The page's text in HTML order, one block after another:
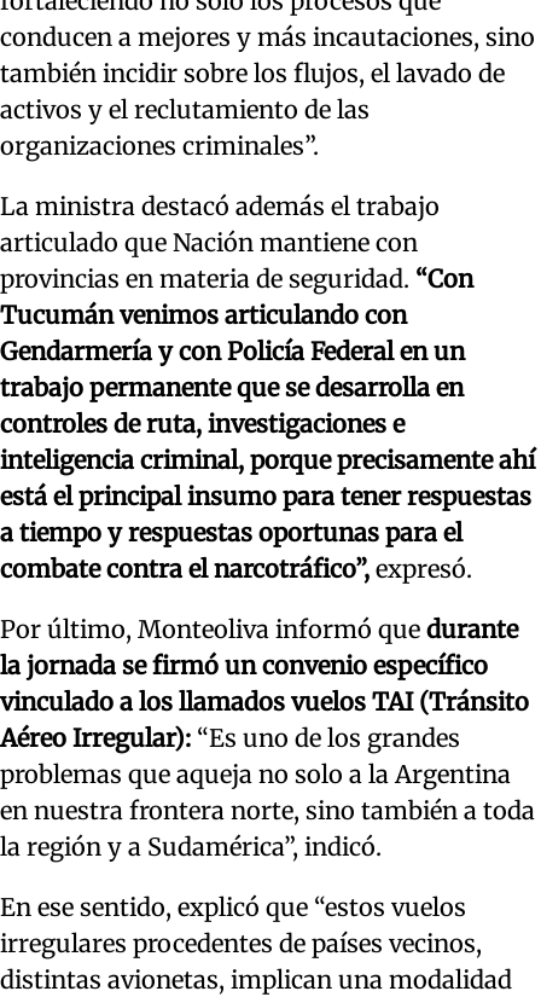
conducen a mejores y más incautaciones, sino
también incidir sobre los flujos, el lavado de
activos y el reclutamiento de las
organizaciones criminales”.
La ministra destacó además el trabajo
articulado que Nación mantiene con
provincias en materia de seguridad. “Con
Tucumán venimos articulando con
Gendarmería y con Policía Federal en un
trabajo permanente que se desarrolla en
controles de ruta, investigaciones e
inteligencia criminal, porque precisamente ahí
está el principal insumo para tener respuestas
a tiempo y respuestas oportunas para el
combate contra el narcotráfico”, expresó.
Por último, Monteoliva informó que durante
la jornada se firmó un convenio específico
vinculado a los llamados vuelos TAI (Tránsito
Aéreo Irregular): “Es uno de los grandes
problemas que aqueja no solo a la Argentina
en nuestra frontera norte, sino también a toda
la región y a Sudamérica”, indicó.
En ese sentido, explicó que “estos vuelos
irregulares procedentes de países vecinos,
distintas avionetas, implican una modalidad